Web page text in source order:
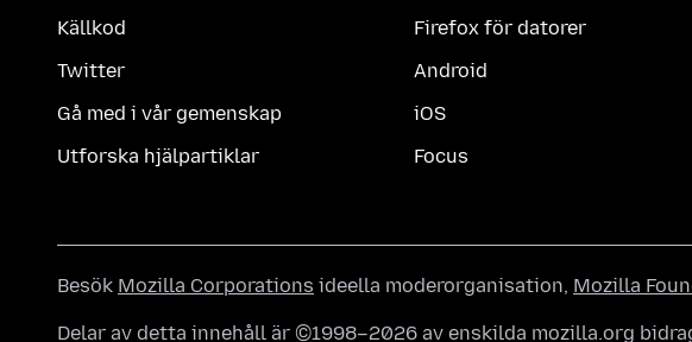
Källkod
Twitter
Gå med i vår gemenskap
Utforska hjälpartiklar
Firefox för datorer
Android
iOS
Focus
Besök Mozilla Corporations ideella moderorganisation, Mozilla
Delar av detta innehåll är ©1998–2026 av enskilda mozilla.org